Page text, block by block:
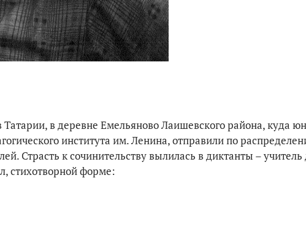
Татарии, в деревне Емельяново Лаишевского района, куда
института им. Ленина, отправили по
Страсть к сочинительству вылилась в диктанты – учитель
стихотворной форме: